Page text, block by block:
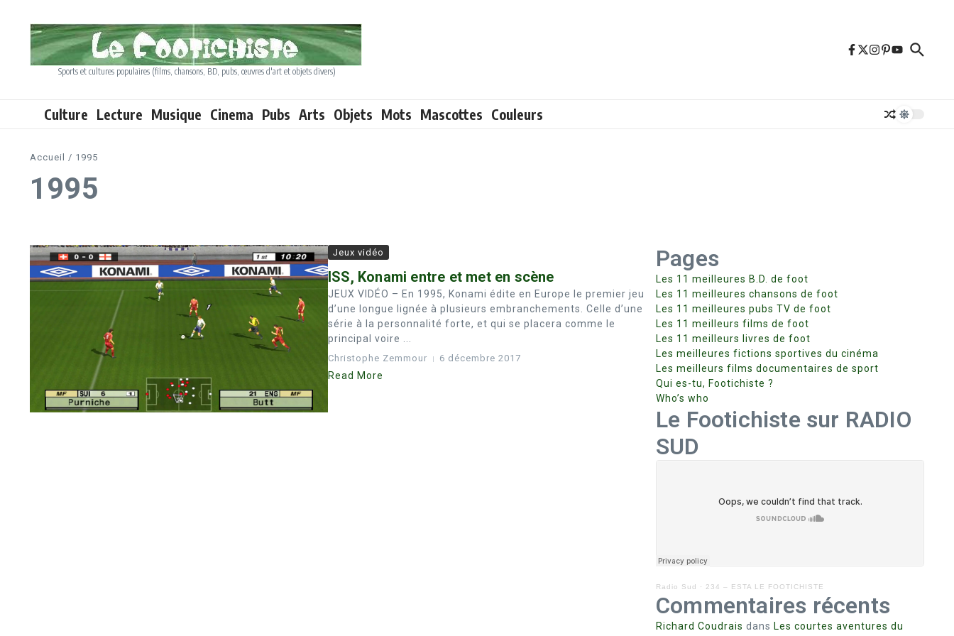
Sports et cultures populaires (films, chansons, BD, pubs, œuvres d'art et objets divers)
Culture Lecture Musique Cinema Pubs Arts Objets Mots Mascottes Couleurs
Accueil / 1995
1995
Jeux vidéo
ISS, Konami entre et met en scène
JEUX VIDÉO – En 1995, Konami édite en Europe le premier jeu
d’une longue lignée à plusieurs embranchements. Celle d’une
série à la personnalité forte, et qui se placera comme le
principal voire ...
Christophe Zemmour 6 décembre 2017
Read More
Pages
Les 11 meilleures B.D. de foot
Les 11 meilleures chansons de foot
Les 11 meilleures pubs TV de foot
Les 11 meilleurs films de foot
Les 11 meilleurs livres de foot
Les meilleures fictions sportives du cinéma
Les meilleurs films documentaires de sport
Qui es-tu, Footichiste ?
Who’s who
Le Footichiste sur RADIO
SUD
Radio Sud · 234 – ESTA LE FOOTICHISTE
Commentaires récents
Richard Coudrais dans Les courtes aventures du